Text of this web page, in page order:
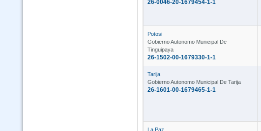
26-0046-20-1679454-1-1
Potosi
Gobierno Autonomo Municipal De
Tinguipaya
26-1502-00-1679330-1-1
Tarija
Gobierno Autonomo Municipal De Tarija
26-1601-00-1679465-1-1
La Paz